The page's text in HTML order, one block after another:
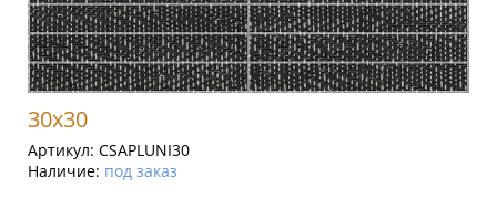
30x30
Артикул: CSAPLUNI30
Наличие: под заказ